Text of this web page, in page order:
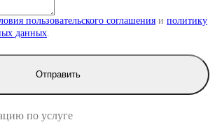
пользовательского соглашения и политику
данных
Отправить
по услуге